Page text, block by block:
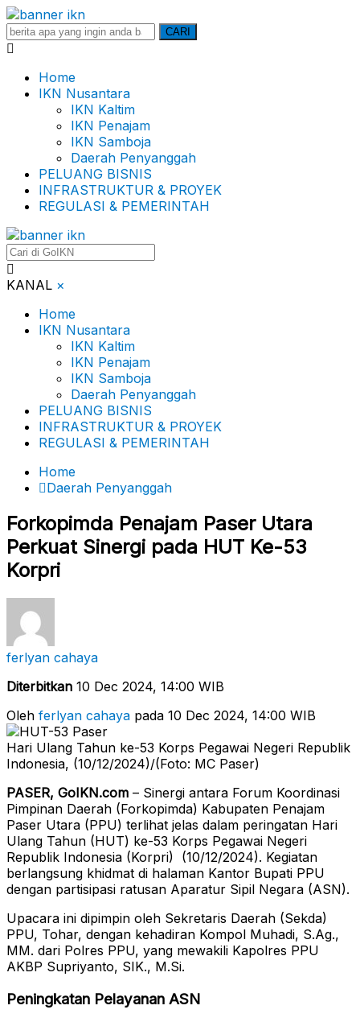
Search
for:
CARI
Home
IKN Nusantara
IKN Kaltim
IKN Penajam
IKN Samboja
Daerah Penyanggah
PELUANG BISNIS
INFRASTRUKTUR & PROYEK
REGULASI & PEMERINTAH
KANAL ×
Home
IKN Nusantara
IKN Kaltim
IKN Penajam
IKN Samboja
Daerah Penyanggah
PELUANG BISNIS
INFRASTRUKTUR & PROYEK
REGULASI & PEMERINTAH
Home
Daerah Penyanggah
Forkopimda Penajam Paser Utara
Perkuat Sinergi pada HUT Ke-53
Korpri
ferlyan cahaya
Diterbitkan 10 Dec 2024, 14:00 WIB
Oleh ferlyan cahaya pada 10 Dec 2024, 14:00 WIB
Hari Ulang Tahun ke-53 Korps Pegawai Negeri Republik
Indonesia, (10/12/2024)/(Foto: MC Paser)
PASER, GoIKN.com – Sinergi antara Forum Koordinasi
Pimpinan Daerah (Forkopimda) Kabupaten Penajam
Paser Utara (PPU) terlihat jelas dalam peringatan Hari
Ulang Tahun (HUT) ke-53 Korps Pegawai Negeri
Republik Indonesia (Korpri) (10/12/2024). Kegiatan
berlangsung khidmat di halaman Kantor Bupati PPU
dengan partisipasi ratusan Aparatur Sipil Negara (ASN).
Upacara ini dipimpin oleh Sekretaris Daerah (Sekda)
PPU, Tohar, dengan kehadiran Kompol Muhadi, S.Ag.,
MM. dari Polres PPU, yang mewakili Kapolres PPU
AKBP Supriyanto, SIK., M.Si.
Peningkatan Pelayanan ASN